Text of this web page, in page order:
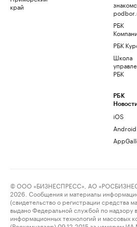
край
РБК
РБК
Школа
РБК
РБК
iOS
Android
© ООО «БИЗНЕСПРЕСС», АО
2026. Сообщения и материалы
(свидетельство о регистрации средства
выдано Федеральной службой по надзору
информационных технологий и массовых